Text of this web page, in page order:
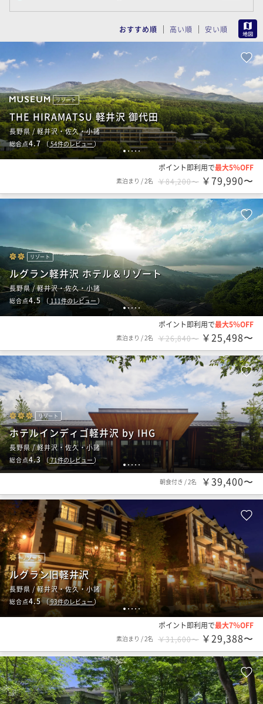
おすすめ順 高い順 安い順
12345
リゾート
THE HIRAMATSU 軽井沢 御代田
長野県 / 軽井沢・佐久・小諸
総合点4.7（ 54件のレビュー）
ポイント即利用で最大5％OFF
素泊まり /2名 ￥84,200〜 ￥79,990〜
12345
リゾート
ルグラン軽井沢 ホテル＆リゾート
長野県 / 軽井沢・佐久・小諸
総合点4.5 （ 111件のレビュー ）
ポイント即利用で最大5％OFF
素泊まり /2名 ￥26,840〜 ￥25,498〜
1 2 3 4 5
リゾート
ホテルインディゴ軽井沢 by IHG
長野県 / 軽井沢・佐久・小諸
総合点4.3 （71件のレビュー ）
朝食付き /2名 ￥39,400〜
1 2345
リゾート
ルグラン旧軽井沢
長野県 / 軽井沢・佐久・小諸
総合点4.5（93件のレビュー）
ポイント即利用で最大7％OFF
素泊まり /2名 ￥31,600〜 ￥29,388〜